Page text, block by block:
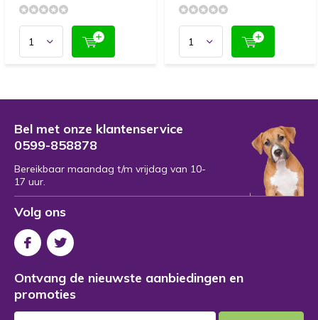
Bel met onze klantenservice
0599-858878
Bereikbaar maandag t/m vrijdag van 10-
17 uur.
Volg ons
Ontvang de nieuwste aanbiedingen en
promoties